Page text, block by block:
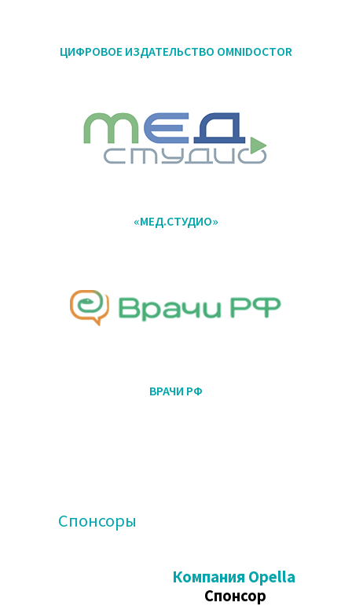
ЦИФРОВОЕ ИЗДАТЕЛЬСТВО OMNIDOCTOR
«МЕД.СТУДИО»
ВРАЧИ РФ
Спонсоры
Компания Opella
Спонсор